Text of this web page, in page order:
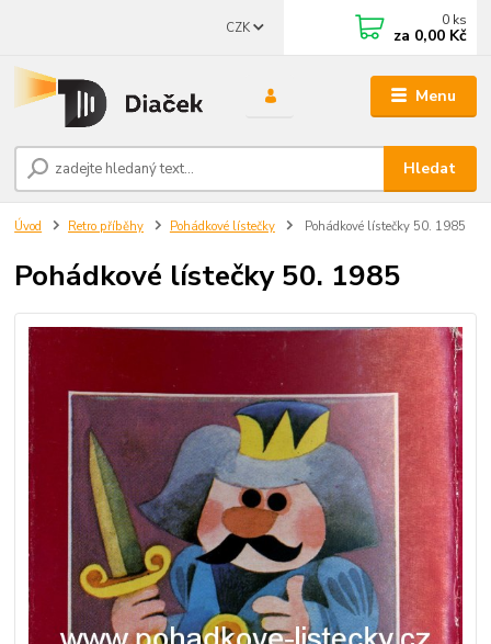
Menu
CZK
Hledat
0 ks
za 0,00 Kč
Úvod Retro příběhy Pohádkové lístečky Pohádkové lístečky 50. 1985
Pohádkové lístečky 50. 1985